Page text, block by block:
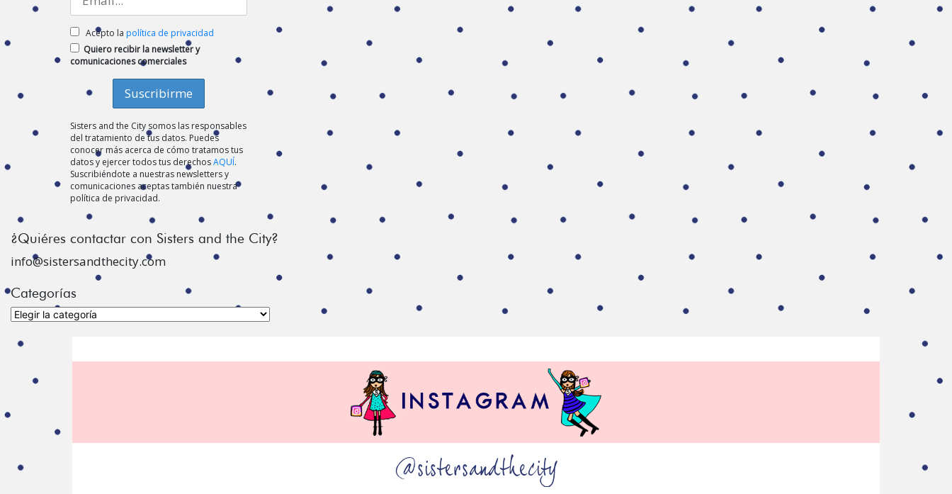
Acepto la política de privacidad
Quiero recibir la newsletter y
comunicaciones comerciales
Sisters and the City somos las responsables
del tratamiento de tus datos. Puedes
conocer más acerca de cómo tratamos tus
datos y ejercer todos tus derechosAQUÍ.
Suscribiéndote a nuestras newsletters y
comunicaciones aceptas también nuestra
política de privacidad.
¿Quiéres contactar con Sisters and the City?
info@sistersandthecity.com
Categorías
Categorías
@sistersandthecity